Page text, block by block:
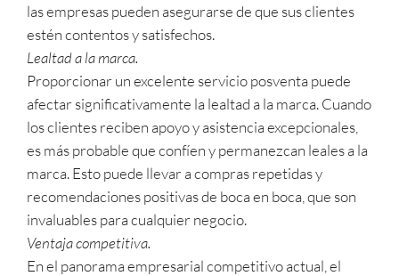
las empresas pueden asegurarse de que sus clientes
estén contentos y satisfechos.
Lealtad a la marca.
Proporcionar un excelente servicio posventa puede
afectar significativamente la lealtad a la marca. Cuando
los clientes reciben apoyo y asistencia excepcionales,
es más probable que confíen y permanezcan leales a la
marca. Esto puede llevar a compras repetidas y
recomendaciones positivas de boca en boca, que son
invaluables para cualquier negocio.
Ventaja competitiva.
En el panorama empresarial competitivo actual, el